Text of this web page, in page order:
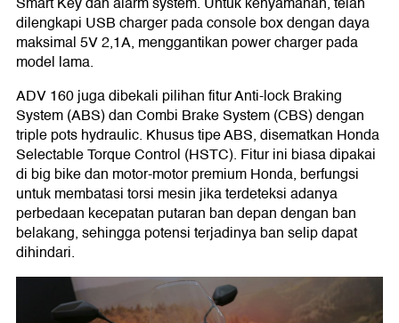
dilengkapi USB charger pada console box dengan daya
maksimal 5V 2,1A, menggantikan power charger pada
model lama.
ADV 160 juga dibekali pilihan fitur Anti-lock Braking
System (ABS) dan Combi Brake System (CBS) dengan
triple pots hydraulic. Khusus tipe ABS, disematkan Honda
Selectable Torque Control (HSTC). Fitur ini biasa dipakai
di big bike dan motor-motor premium Honda, berfungsi
untuk membatasi torsi mesin jika terdeteksi adanya
perbedaan kecepatan putaran ban depan dengan ban
belakang, sehingga potensi terjadinya ban selip dapat
dihindari.